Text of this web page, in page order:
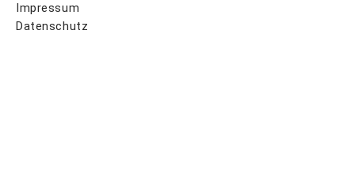
Impressum
Datenschutz